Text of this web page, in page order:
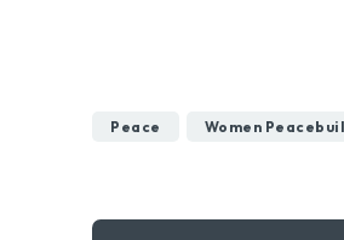
Peace Women